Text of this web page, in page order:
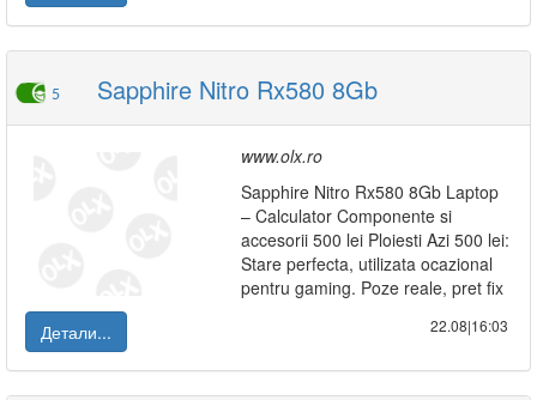
5 Sapphire Nitro Rx580 8Gb
www.olx.ro
Sapphire Nitro Rx580 8Gb Laptop
– Calculator Componente si
accesorii 500 lei Ploiesti Azi 500 lei:
Stare perfecta, utilizata ocazional
pentru gaming. Poze reale, pret fix
Детали...
22.08|16:03